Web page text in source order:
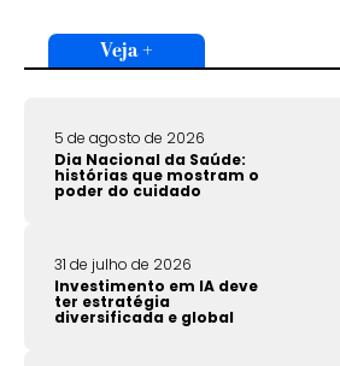
Veja +
5 de agosto de 2026
Dia Nacional da Saúde:
histórias que mostram o
poder do cuidado
31 de julho de 2026
Investimento em IA deve
ter estratégia
diversificada e global